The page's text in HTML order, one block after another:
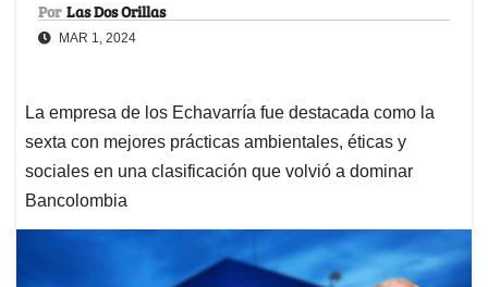
Por Las Dos Orillas
MAR 1, 2024
La empresa de los Echavarría fue destacada como la
sexta con mejores prácticas ambientales, éticas y
sociales en una clasificación que volvió a dominar
Bancolombia